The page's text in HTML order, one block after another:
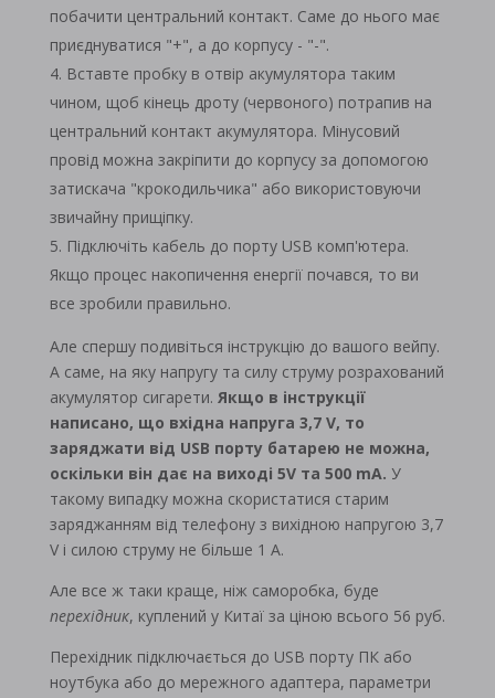
побачити центральний контакт. Саме до нього має
приєднуватися "+", а до корпусу - "-".
Вставте пробку в отвір акумулятора таким
чином, щоб кінець дроту (червоного) потрапив на
центральний контакт акумулятора. Мінусовий
провід можна закріпити до корпусу за допомогою
затискача "крокодильчика" або використовуючи
звичайну прищіпку.
Підключіть кабель до порту USB комп'ютера.
Якщо процес накопичення енергії почався, то ви
все зробили правильно.
Але спершу подивіться інструкцію до вашого вейпу.
А саме, на яку напругу та силу струму розрахований
акумулятор сигарети. Якщо в інструкції
написано, що вхідна напруга 3,7 V, то
заряджати від USB порту батарею не можна,
оскільки він дає на виході 5V та 500 mA. У
такому випадку можна скористатися старим
заряджанням від телефону з вихідною напругою 3,7
V і силою струму не більше 1 A.
Але все ж таки краще, ніж саморобка, буде
перехідник, куплений у Китаї за ціною всього 56 руб.
Перехідник підключається до USB порту ПК або
ноутбука або до мережного адаптера, параметри